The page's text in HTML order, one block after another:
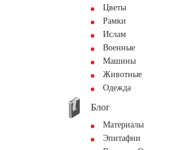
Цветы
Рамки
Ислам
Военные
Машины
Животные
Одежда
Блог
Материалы
Эпитафии